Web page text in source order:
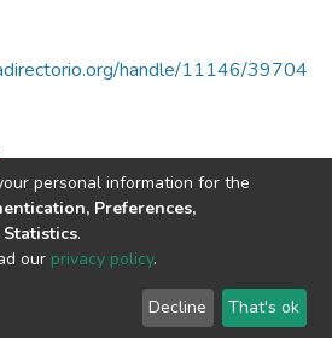
handle/11146/39704
copyright © 2002-2026
End User
Agreement
Send
Feedback
personal information for the
Preferences,
.
our privacy policy.
Decline That's ok